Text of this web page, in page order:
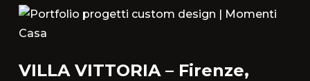
VILLA VITTORIA – Firenze,